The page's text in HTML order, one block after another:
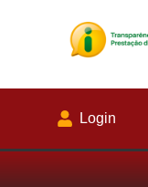
Login